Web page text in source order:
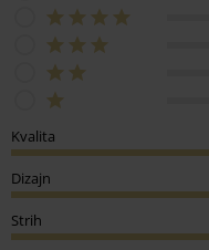
Kvalita
Dizajn
Strih